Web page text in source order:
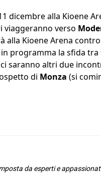
dicembre alla Kioene
viaggeranno verso
alla Kioene Arena
programma la sfida tra
saranno altri due
di Monza (si
da esperti e